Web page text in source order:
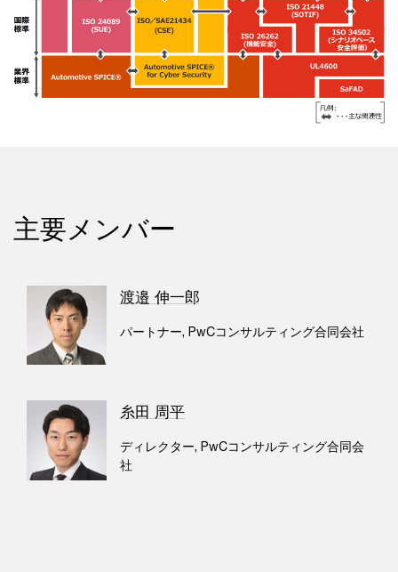
主要メンバー
渡邉 伸一郎
パートナー, PwCコンサルティング合同会社
糸田 周平
ディレクター, PwCコンサルティング合同会
社